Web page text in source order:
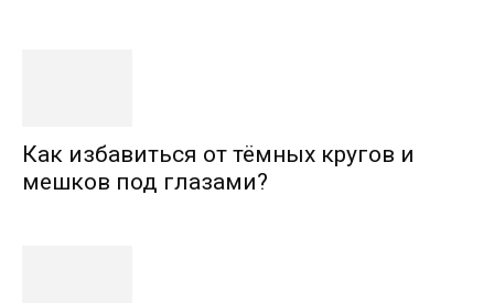
Как избавиться от тёмных кругов и
мешков под глазами?